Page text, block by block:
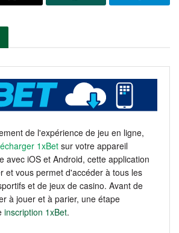
de l'expérience de jeu en ligne,
1xBet sur votre appareil
avec iOS et Android, cette application
et vous permet d'accéder à tous les
et de jeux de casino. Avant de
à jouer et à parier, une étape
inscription 1xBet.